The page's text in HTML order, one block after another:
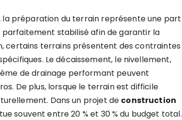
préparation du terrain représente une part
stabilisé afin de garantir la
certains terrains présentent des contraintes
Le décaissement, le nivellement,
de drainage performant peuvent
De plus, lorsque le terrain est difficile
Dans un projet de construction
souvent entre 20 % et 30 % du budget total.